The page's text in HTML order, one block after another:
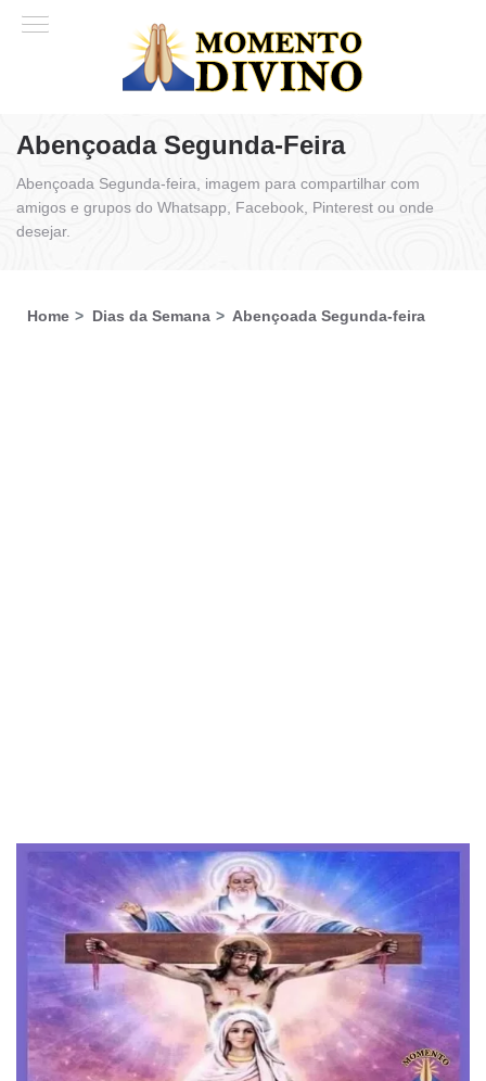
Abençoada Segunda-Feira
Abençoada Segunda-feira, imagem para compartilhar com
amigos e grupos do Whatsapp, Facebook, Pinterest ou onde
desejar.
Home Dias da Semana Abençoada Segunda-feira